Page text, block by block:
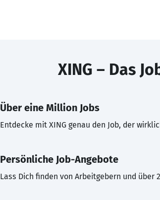
XING – Das
Über eine Million Jobs
Entdecke mit XING genau den Job, der
Persönliche Job-Angebote
Lass Dich finden von Arbeitgebern und über